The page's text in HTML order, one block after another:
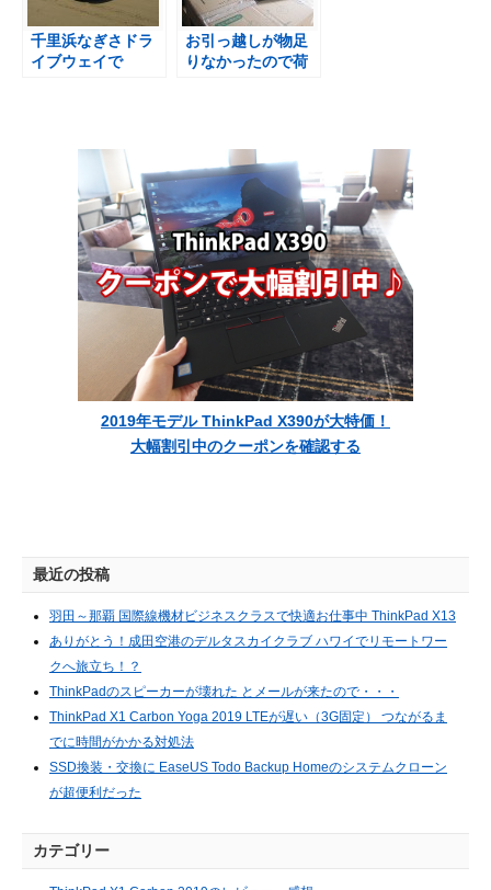
千里浜なぎさドラ
イブウェイで
お引っ越しが物足
りなかったので荷
2019年モデル ThinkPad X390が大特価！
大幅割引中のクーポンを確認する
最近の投稿
羽田～那覇 国際線機材ビジネスクラスで快適お仕事中 ThinkPad X13
ありがとう！成田空港のデルタスカイクラブ ハワイでリモートワー
クへ旅立ち！？
ThinkPadのスピーカーが壊れた とメールが来たので・・・
ThinkPad X1 Carbon Yoga 2019 LTEが遅い（3G固定） つながるま
でに時間がかかる対処法
SSD換装・交換に EaseUS Todo Backup Homeのシステムクローン
が超便利だった
カテゴリー